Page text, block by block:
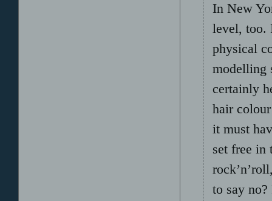
In New
level, too.
physical
modelling
certainly
hair
it must
set free in
to say